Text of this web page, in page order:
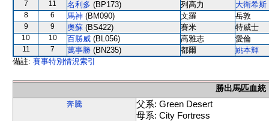
7 11 名利多 (BP173) 列高力 大衛希斯
8 6 馬神 (BM090) 文羅 岳敦
9 9 奧蘇 (BS422) 賽米 特威士
10 10 百勝威 (BL056) 高雅志 愛倫
11 7 萬事勝 (BN235) 都爾
姚本輝
備註: 賽事特別情況索引
勝出馬匹血統
奔騰
父系: Green Desert
母系: City Fortress